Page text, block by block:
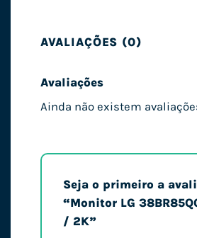
AVALIAÇÕES (0)
Avaliações
Ainda não existem
Seja o primeiro a
“Monitor LG
/ 2K”